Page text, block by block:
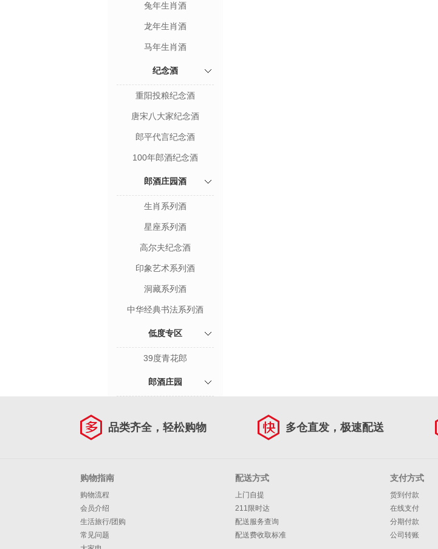
兔年生肖酒
龙年生肖酒
马年生肖酒
纪念酒
重阳投粮纪念酒
唐宋八大家纪念酒
郎平代言纪念酒
100年郎酒纪念酒
郎酒庄园酒
生肖系列酒
星座系列酒
高尔夫纪念酒
印象艺术系列酒
洞藏系列酒
中华经典书法系列酒
低度专区
39度青花郎
郎酒庄园
品类齐全，轻松购物 多仓直发，极速配送
购物指南
购物流程
会员介绍
生活旅行/团购
常见问题
配送方式
上门自提
211限时达
配送服务查询
配送费收取标准
支付方式
货到付款
在线支付
分期付款
公司转账